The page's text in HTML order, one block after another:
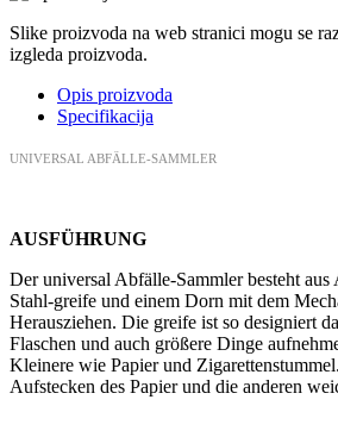
Slike proizvoda na web stranici mogu se
izgleda proizvoda.
Opis proizvoda
Specifikacija
UNIVERSAL ABFÄLLE-SAMMLER
AUSFÜHRUNG
Der universal Abfälle-Sammler besteht
Stahl-greife und einem Dorn mit dem
Herausziehen. Die greife ist so designiert
Flaschen und auch größere Dinge
Kleinere wie Papier und
Aufstecken des Papier und die anderen